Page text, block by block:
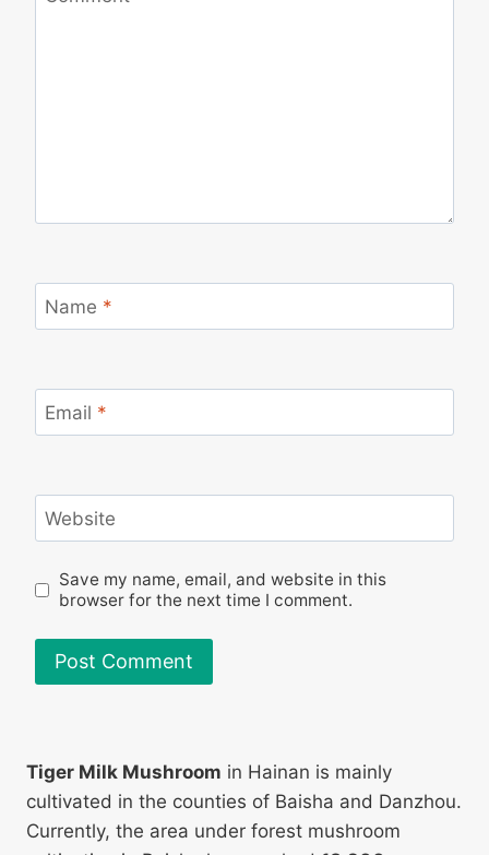
Name *
Email *
Website
Save my name, email, and website in this
browser for the next time I comment.
Tiger Milk Mushroom in Hainan is mainly
cultivated in the counties of Baisha and Danzhou.
Currently, the area under forest mushroom